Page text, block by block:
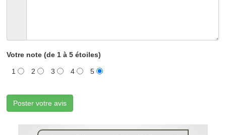
Votre note (de 1 à 5 étoiles)
1 2 3 4 5
Poster votre avis